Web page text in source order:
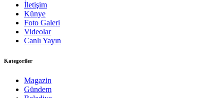
İletişim
Künye
Foto Galeri
Videolar
Canlı Yayın
Kategoriler
Magazin
Gündem